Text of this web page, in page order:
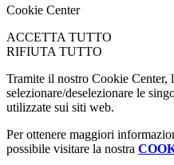
Cookie Center
ACCETTA TUTTO
RIFIUTA TUTTO
Tramite il nostro Cookie Center,
selezionare/deselezionare le
utilizzate sui siti web.
Per ottenere maggiori
possibile visitare la nostra